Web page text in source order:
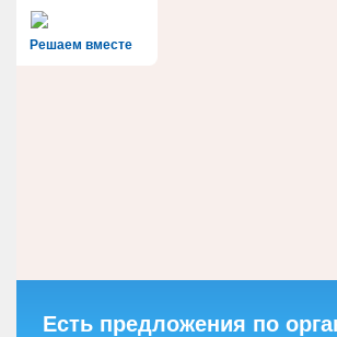
Решаем вместе
Есть предложения по